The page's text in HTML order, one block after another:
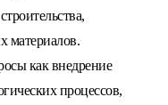
материалов.
как внедрение
процессов,